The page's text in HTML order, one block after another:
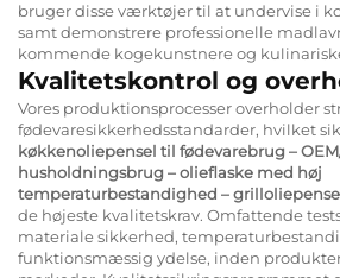
bruger disse værktøjer til at undervise i
samt demonstrere professionelle
kommende kogekunstnere og
Kvalitetskontrol og
Vores produktionsprocesser overholder
fødevaresikkerhedsstandarder, hvilket
køkkenoliepensel til fødevarebrug –
husholdningsbrug – olieflaske med høj
temperaturbestandighed –
de højeste kvalitetskrav. Omfattende
materiale sikkerhed,
funktionsmæssig ydelse, inden